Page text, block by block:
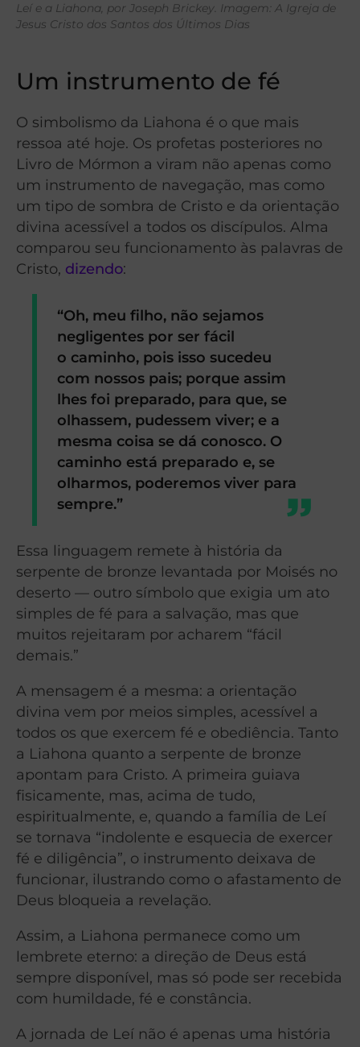
Leí e a Liahona, por Joseph Brickey. Imagem: A Igreja de
Jesus Cristo dos Santos dos Últimos Dias
Um instrumento de fé
O simbolismo da Liahona é o que mais
ressoa até hoje. Os profetas posteriores no
Livro de Mórmon a viram não apenas como
um instrumento de navegação, mas como
um tipo de sombra de Cristo e da orientação
divina acessível a todos os discípulos. Alma
comparou seu funcionamento às palavras de
Cristo, dizendo:
“Oh, meu filho, não sejamos
negligentes por ser fácil
o caminho, pois isso sucedeu
com nossos pais; porque assim
lhes foi preparado, para que, se
olhassem, pudessem viver; e a
mesma coisa se dá conosco. O
caminho está preparado e, se
olharmos, poderemos viver para
sempre.”
Essa linguagem remete à história da
serpente de bronze levantada por Moisés no
deserto — outro símbolo que exigia um ato
simples de fé para a salvação, mas que
muitos rejeitaram por acharem “fácil
demais.”
A mensagem é a mesma: a orientação
divina vem por meios simples, acessível a
todos os que exercem fé e obediência. Tanto
a Liahona quanto a serpente de bronze
apontam para Cristo. A primeira guiava
fisicamente, mas, acima de tudo,
espiritualmente, e, quando a família de Leí
se tornava “indolente e esquecia de exercer
fé e diligência”, o instrumento deixava de
funcionar, ilustrando como o afastamento de
Deus bloqueia a revelação.
Assim, a Liahona permanece como um
lembrete eterno: a direção de Deus está
sempre disponível, mas só pode ser recebida
com humildade, fé e constância.
A jornada de Leí não é apenas uma história